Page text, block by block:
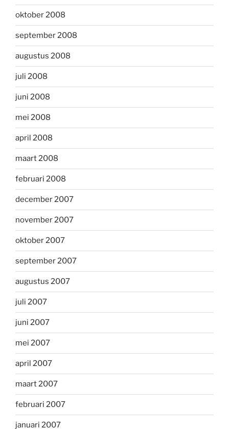
oktober 2008
september 2008
augustus 2008
juli 2008
juni 2008
mei 2008
april 2008
maart 2008
februari 2008
december 2007
november 2007
oktober 2007
september 2007
augustus 2007
juli 2007
juni 2007
mei 2007
april 2007
maart 2007
februari 2007
januari 2007